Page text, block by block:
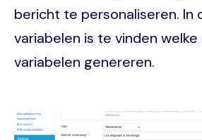
bericht te personaliseren. In
variabelen is te vinden
variabelen genereren.
Image